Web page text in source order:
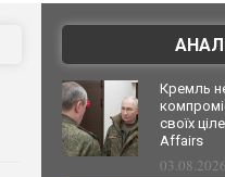
Кремль
своїх
Affairs